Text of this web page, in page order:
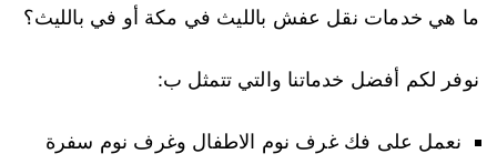
ما هي خدمات نقل عفش بالليث في مكة أو في بالليث؟
نوفر لكم أفضل خدماتنا والتي تتمثل ب:
نعمل على فك غرف نوم الاطفال وغرف نوم سفرة